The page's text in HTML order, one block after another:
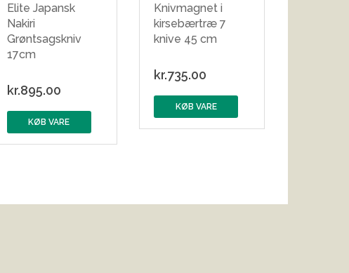
Elite Japansk
Nakiri
Grøntsagskniv
17cm
kr.895.00
KØB VARE
Knivmagnet i
kirsebærtræ 7
knive 45 cm
kr.735.00
KØB VARE